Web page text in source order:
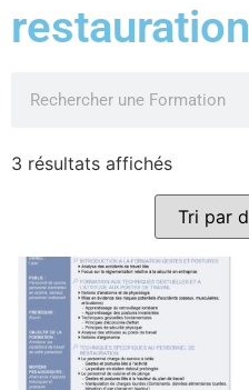
restauration
3 résultats affichés